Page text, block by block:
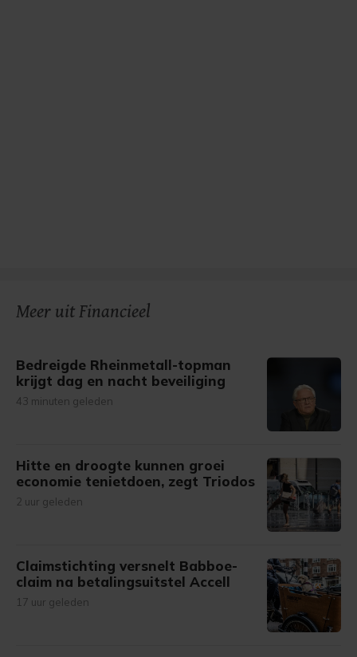
Meer uit Financieel
Bedreigde Rheinmetall-topman
krijgt dag en nacht beveiliging
43 minuten geleden
Hitte en droogte kunnen groei
economie tenietdoen, zegt Triodos
2 uur geleden
Claimstichting versnelt Babboe-
claim na betalingsuitstel Accell
17 uur geleden